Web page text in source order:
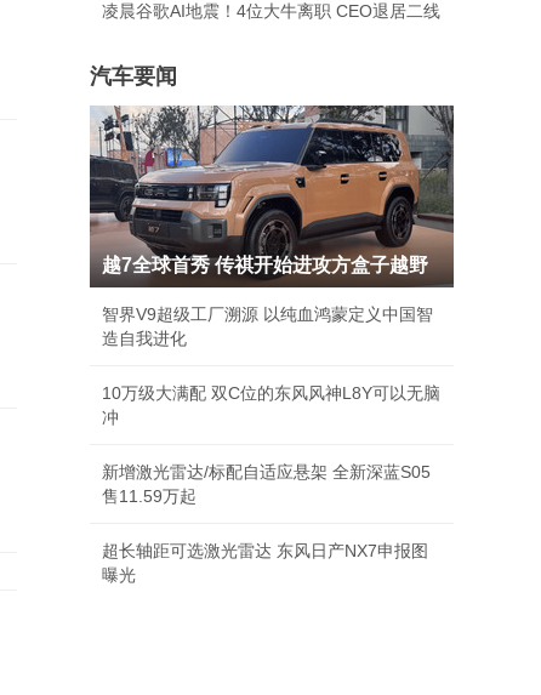
凌晨谷歌AI地震！4位大牛离职 CEO退居二线
汽车要闻
越7全球首秀 传祺开始进攻方盒子越野
智界V9超级工厂溯源 以纯血鸿蒙定义中国智
造自我进化
10万级大满配 双C位的东风风神L8Y可以无脑
冲
新增激光雷达/标配自适应悬架 全新深蓝S05
售11.59万起
超长轴距可选激光雷达 东风日产NX7申报图
曝光